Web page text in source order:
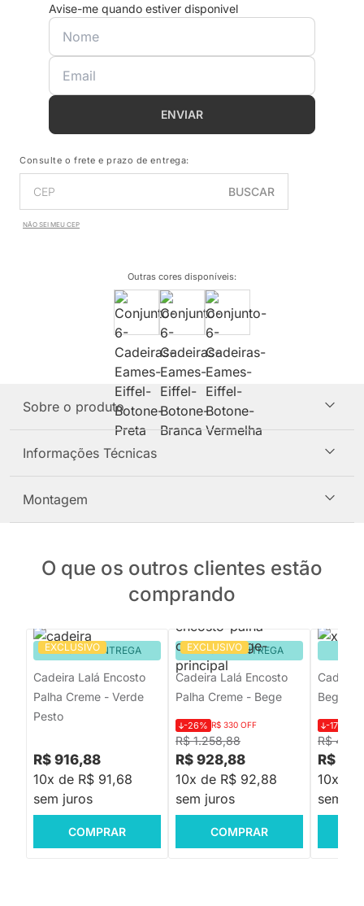
Avise-me quando estiver disponivel
ENVIAR
Consulte o frete e prazo de entrega:
BUSCAR
NÃO SEI MEU CEP
Outras cores disponíveis:
Sobre o produto
Informações Técnicas
Montagem
O que os outros clientes estão
comprando
EXCLUSIVO
PRONTA ENTREGA
Cadeira Lalá Encosto
Palha Creme - Verde
Pesto
R$ 916,88
10x de R$ 91,68
sem juros
COMPRAR
EXCLUSIVO
PRONTA ENTREGA
Cadeira Lalá Encosto
Palha Creme - Bege
R$ 1.258,88
-26% R$ 330 OFF
R$ 928,88
10x de R$ 92,88
sem juros
COMPRAR
Cadeira
Bege
R$
-17%
R$
10x de
sem